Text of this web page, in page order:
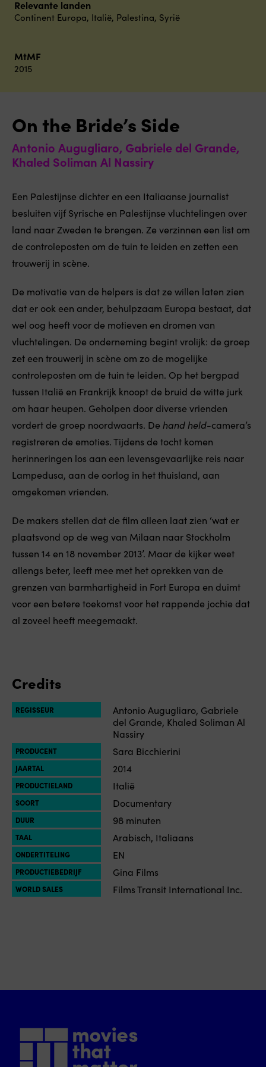
Relevante landen
Continent Europa, Italië, Palestina, Syrië
MtMF
2015
On the Bride’s Side
Antonio Augugliaro, Gabriele del Grande,
Khaled Soliman Al Nassiry
Een Palestijnse dichter en een Italiaanse journalist
besluiten vijf Syrische en Palestijnse vluchtelingen over
land naar Zweden te brengen. Ze verzinnen een list om
de controleposten om de tuin te leiden en zetten een
trouwerij in scène.
De motivatie van de helpers is dat ze willen laten zien
dat er ook een ander, behulpzaam Europa bestaat, dat
wel oog heeft voor de motieven en dromen van
vluchtelingen. De onderneming begint vrolijk: de groep
zet een trouwerij in scène om zo de mogelijke
controleposten om de tuin te leiden. Op het bergpad
tussen Italië en Frankrijk knoopt de bruid de witte jurk
om haar heupen. Geholpen door diverse vrienden
vordert de groep noordwaarts. De hand held-camera’s
registreren de emoties. Tijdens de tocht komen
herinneringen los aan een levensgevaarlijke reis naar
Lampedusa, aan de oorlog in het thuisland, aan
omgekomen vrienden.
De makers stellen dat de film alleen laat zien ‘wat er
plaatsvond op de weg van Milaan naar Stockholm
tussen 14 en 18 november 2013’. Maar de kijker weet
allengs beter, leeft mee met het oprekken van de
grenzen van barmhartigheid in Fort Europa en duimt
voor een betere toekomst voor het rappende jochie dat
al zoveel heeft meegemaakt.
Credits
REGISSEUR
Antonio Augugliaro, Gabriele
del Grande, Khaled Soliman Al
Nassiry
PRODUCENT Sara Bicchierini
JAARTAL 2014
PRODUCTIELAND Italië
SOORT Documentary
DUUR 98 minuten
TAAL Arabisch, Italiaans
ONDERTITELING EN
PRODUCTIEBEDRIJF Gina Films
WORLD SALES Films Transit International Inc.